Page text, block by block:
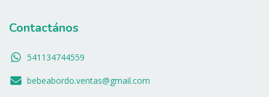
Contactános
541134744559
bebeabordo.ventas@gmail.com